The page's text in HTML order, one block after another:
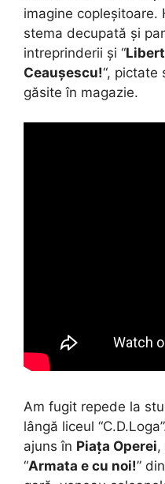
imagine copleșitoare.
stema decupată și
intreprinderii și “
Ceaușescu!“, pictate
găsite în magazie.
Am fugit repede la
lângă liceul
ajuns în Piața Operei,
“Armata e cu noi!”